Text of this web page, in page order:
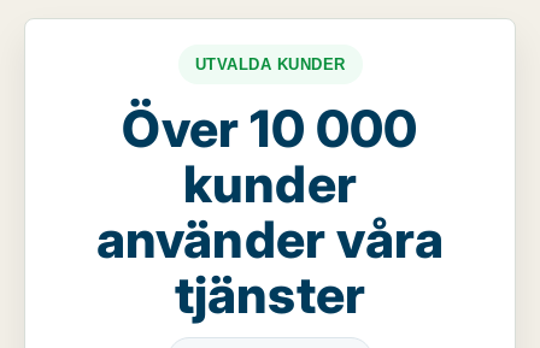
UTVALDA KUNDER
Över 10 000
kunder
använder våra
tjänster